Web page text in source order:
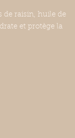
de raisin, huile de
et protège la